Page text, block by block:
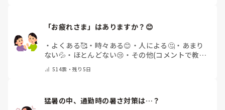
「お疲れさま」はありますか？😊
・ よくある🥰 ・ 時々ある😊 ・ 人による🤔 ・ あまり
ない💦 ・ ほとんどない😢 ・ その他(コメントで教え
てください)
514票・残り5日
猛暑の中、通勤時の暑さ対策は…？